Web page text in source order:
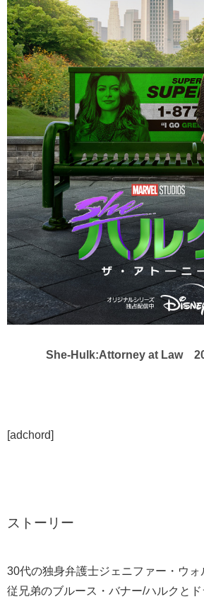
She-Hulk:Attorney at Law
[adchord]
ストーリー
30代の独身弁護士ジェニファー・ウォ
従兄弟のブルース・バナー/ハルクと